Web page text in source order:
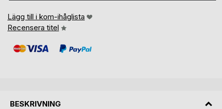
Lägg till i kom-ihåglista
Recensera titel
BESKRIVNING